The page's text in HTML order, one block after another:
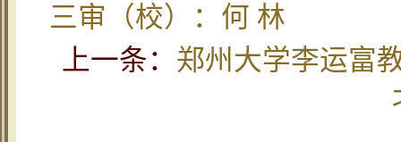
三审（校）：何 林
上一条： 郑州大学李运富